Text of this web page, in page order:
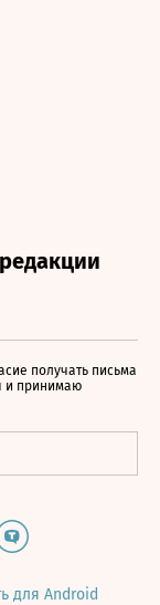
получать письма
и принимаю
для Android